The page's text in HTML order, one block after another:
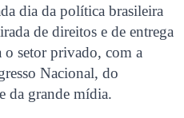
dia da política brasileira
de direitos e de entrega
setor privado, com a
Nacional, do
da grande mídia.